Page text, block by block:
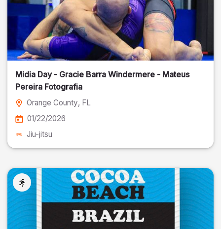
Midia Day - Gracie Barra Windermere - Mateus
Pereira Fotografia
Orange County, FL
01/22/2026
Jiu-jitsu